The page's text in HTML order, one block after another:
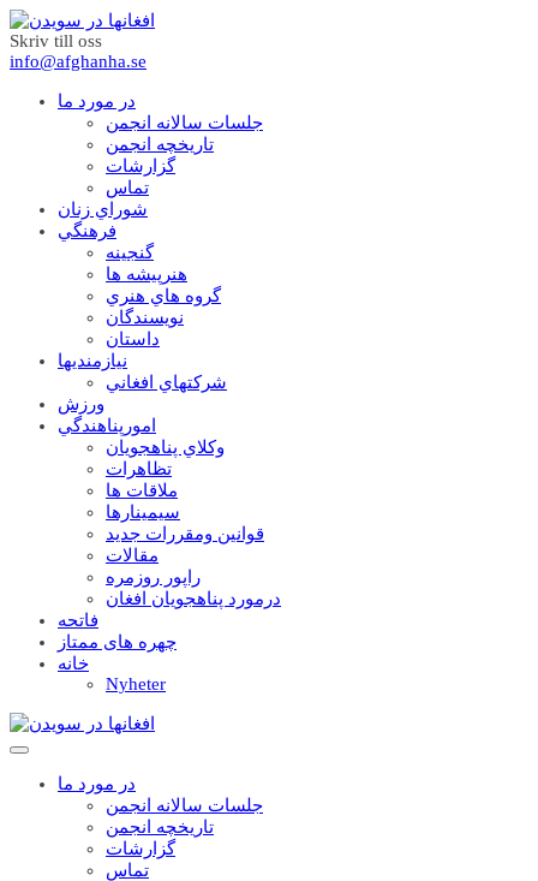
Skriv till oss
info@afghanha.se
در مورد ما
جلسات سالانه انجمن
تاریخچه انجمن
گزارشات
تماس
شوراي زنان
فرهنگي
گنجينه
هنرپيشه ها
گروه هاي هنري
نويسندگان
داستان
نيازمنديها
شرکتهاي افغاني
ورزش
امورپناهندگي
وکلاي پناهجويان
تظاهرات
ملاقات ها
سيمينارها
قوانين ومقررات جديد
مقالات
راپور روزمره
درمورد پناهجويان افغان
فاتحه
چهره های ممتاز
خانه
Nyheter
در مورد ما
جلسات سالانه انجمن
تاریخچه انجمن
گزارشات
تماس